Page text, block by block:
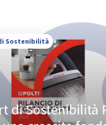
Sostenibilità
di Sostenibilità